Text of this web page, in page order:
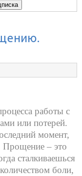
работы с
или потерей.
момент,
Прощение – это
сталкиваешься
боли,